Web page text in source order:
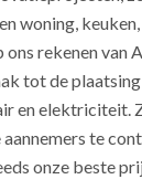
woning,
ons rekenen van
tot de
en elektriciteit.
te
onze beste